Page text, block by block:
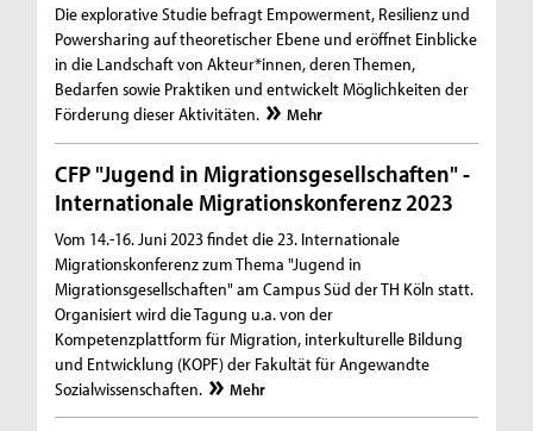
Die explorative Studie befragt Empowerment, Resilienz und
Powersharing auf theoretischer Ebene und eröffnet Einblicke
in die Landschaft von Akteur*innen, deren Themen,
Bedarfen sowie Praktiken und entwickelt Möglichkeiten der
Förderung dieser Aktivitäten.
Mehr
CFP "Jugend in Migrationsgesellschaften" -
Internationale Migrationskonferenz 2023
Vom 14.-16. Juni 2023 findet die 23. Internationale
Migrationskonferenz zum Thema "Jugend in
Migrationsgesellschaften" am Campus Süd der TH Köln statt.
Organisiert wird die Tagung u.a. von der
Kompetenzplattform für Migration, interkulturelle Bildung
und Entwicklung (KOPF) der Fakultät für Angewandte
Sozialwissenschaften.
Mehr